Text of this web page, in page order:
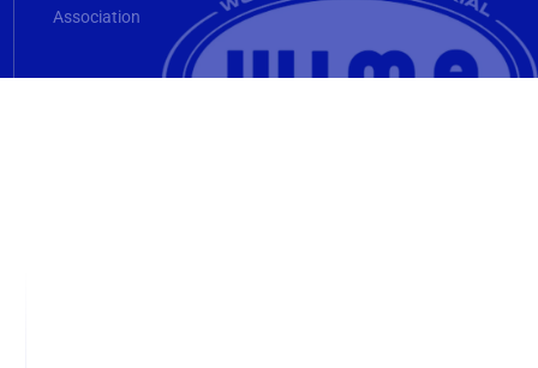
Association